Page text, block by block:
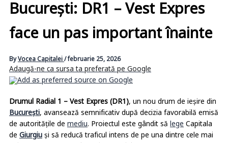
București: DR1 – Vest Expres
face un pas important înainte
ByVocea Capitalei/februarie 25, 2026
Adaugă-ne ca sursa ta preferată pe Google
Drumul Radial 1 – Vest Expres (DR1), un nou drum de ieșire din
București, avansează semnificativ după decizia favorabilă emisă
de autoritățile de mediu. Proiectul este gândit să lege Capitala
de Giurgiu și să reducă traficul intens de pe una dintre cele mai